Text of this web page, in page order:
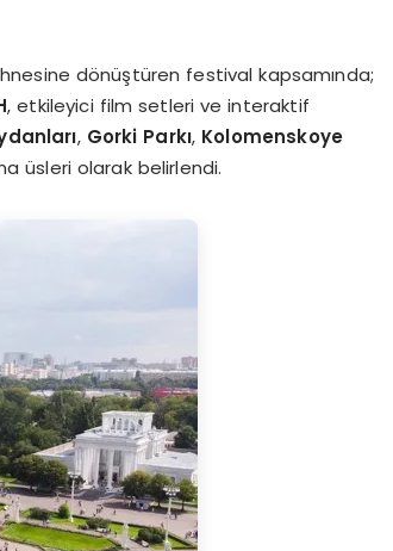
dönüştüren festival kapsamında;
, etkileyici film setleri ve interaktif
, Gorki Parkı, Kolomenskoye
üsleri olarak belirlendi.